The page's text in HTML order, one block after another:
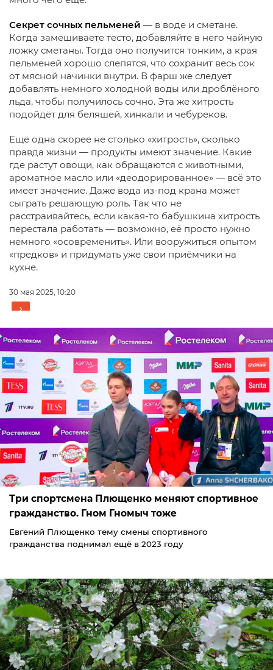
Секрет сочных пельменей — в воде и сметане.
Когда замешиваете тесто, добавляйте в него чайную
ложку сметаны. Тогда оно получится тонким, а края
пельменей хорошо слепятся, что сохранит весь сок
от мясной начинки внутри. В фарш же следует
добавлять немного холодной воды или дроблёного
льда, чтобы получилось сочно. Эта же хитрость
подойдёт для беляшей, хинкали и чебуреков.
Ещё одна скорее не столько «хитрость», сколько
правда жизни — продукты имеют значение. Какие
где растут овощи, как обращаются с животными,
ароматное масло или «деодорированное» — всё это
имеет значение. Даже вода из-под крана может
сыграть решающую роль. Так что не
расстраивайтесь, если какая-то бабушкина хитрость
перестала работать — возможно, её просто нужно
немного «осовременить». Или вооружиться опытом
«предков» и придумать уже свои приёмчики на
кухне.
30 мая 2025, 10:20
Три спортсмена Плющенко меняют спортивное
гражданство. Гном Гномыч тоже
Евгений Плющенко тему смены спортивного
гражданства поднимал ещё в 2023 году